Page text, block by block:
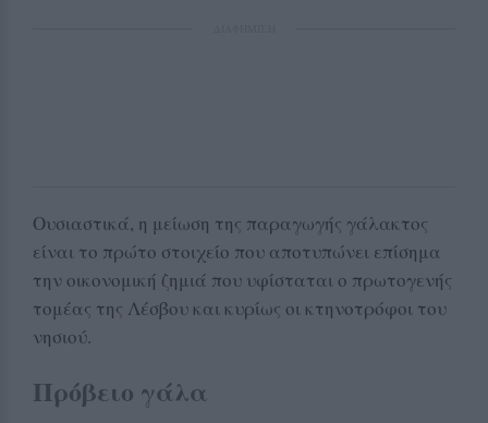
Ουσιαστικά, η μείωση της παραγωγής γάλακτος
είναι το πρώτο στοιχείο που αποτυπώνει επίσημα
την οικονομική ζημιά που υφίσταται ο πρωτογενής
τομέας της Λέσβου και κυρίως οι κτηνοτρόφοι του
νησιού.
Πρόβειο γάλα